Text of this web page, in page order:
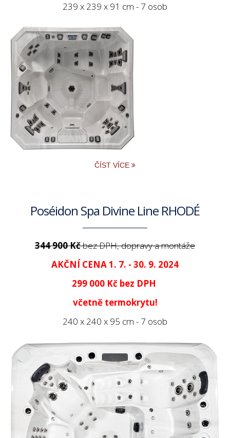
239 x 239 x 91 cm - 7 osob
ČÍST VÍCE
Poséidon Spa Divine Line RHODÉ
344 900 Kčbez DPH, dopravy a montáže
AKČNÍ CENA 1. 7. - 30. 9. 2024
299 000 Kč bez DPH
včetně termokrytu!
240 x 240 x 95 cm - 7 osob